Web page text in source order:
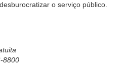
o serviço público.
8800